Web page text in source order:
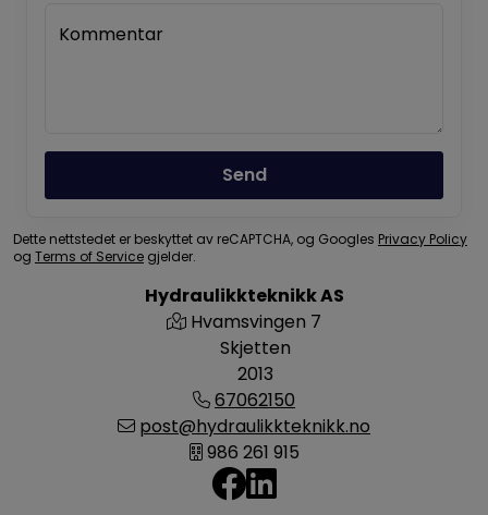
Hydraulikkteknikk AS
Hvamsvingen 7
Skjetten
2013
67062150
post@hydraulikkteknikk.no
986 261 915
Kommentar
Send
Dette nettstedet er beskyttet av reCAPTCHA, og Googles Privacy Policy
og Terms of Service gjelder.